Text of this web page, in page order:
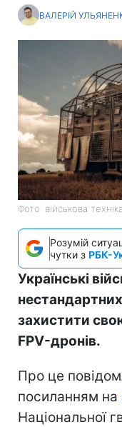
ВАЛЕРІЙ
Фото: військова
Розумій
чутки з РБК-
Українські
захистити
FPV-дронів.
Про це
посиланням на
Національної